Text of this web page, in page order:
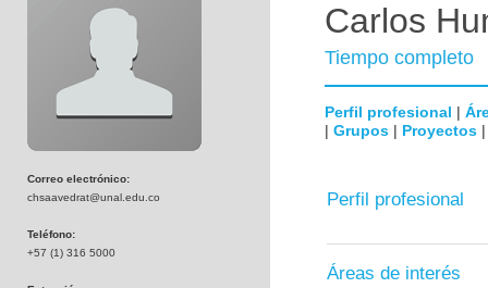
Correo electrónico:
chsaavedrat@unal.edu.co
Teléfono:
+57 (1) 316 5000
Carlos
Tiempo completo
Perfil profesional |
| Grupos | Proyectos
Perfil profesional
Áreas de interés